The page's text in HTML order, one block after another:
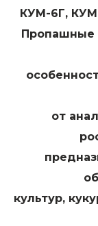
КУМ-6Г,
Пропашные
от
культур,